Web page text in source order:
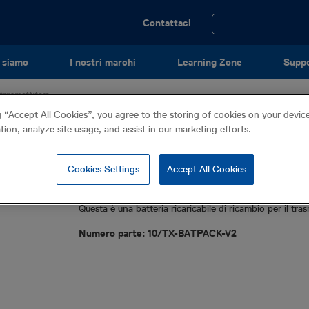
Utility
Contattaci
I nostri marchi Learning Zone
Batteria
del trasmettitore
Accessori
Questa è una batteria ricaricabile di ricambio per il
Numero parte: 10/TX-BATPACK-V2
“Accept All Cookies”, you agree to the storing of cookies on your
analyze site usage, and assist in our marketing efforts.
Accept All Cookies
Cookies Settings